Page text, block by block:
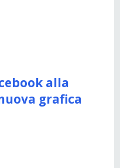
alla
grafica